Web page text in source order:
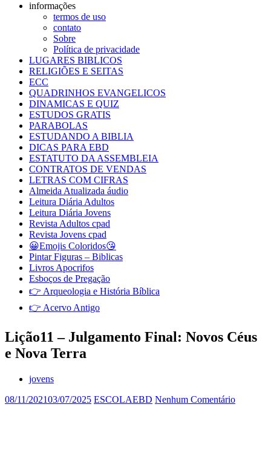
informações
termos de uso
contato
Sobre
Política de privacidade
LUGARES BIBLICOS
RELIGIÕES E SEITAS
ECC
QUADRINHOS EVANGELICOS
DINAMICAS E QUIZ
ESTUDOS GRATIS
PARABOLAS
ESTUDANDO A BIBLIA
DICAS PARA EBD
ESTATUTO DA ASSEMBLEIA
CONTRATOS DE VENDAS
LETRAS COM CIFRAS
Almeida Atualizada áudio
Leitura Diária Adultos
Leitura Diária Jovens
Revista Adultos cpad
Revista Jovens cpad
😀Emojis Coloridos😘
Pintar Figuras – Biblicas
Livros Apocrifos
Esboços de Pregação
👉 Arqueologia e História Bíblica
👉 Acervo Antigo
Lição11 – Julgamento Final: Novos Céus
e Nova Terra
jovens
08/11/202103/07/2025 ESCOLAEBD Nenhum Comentário